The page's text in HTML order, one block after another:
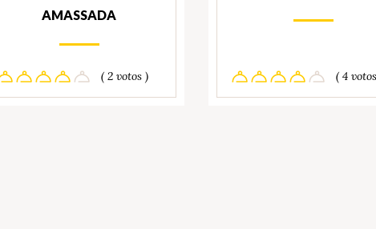
AMASSADA
( 2 votos ) ( 4